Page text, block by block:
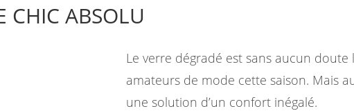
CHIC ABSOLU
Le verre dégradé est sans aucun doute
amateurs de mode cette saison. Mais
une solution d’un confort inégalé.